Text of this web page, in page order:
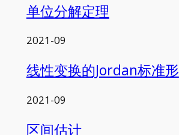
单位分解定理
2021-09
线性变换的Jordan标准形
2021-09
区间估计